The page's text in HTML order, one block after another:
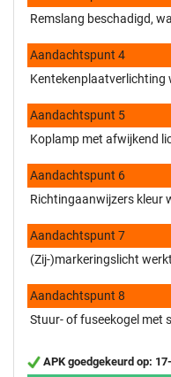
Remslang beschadigd,
Aandachtspunt 4
Aandachtspunt 5
Koplamp met afwijkend
Aandachtspunt 6
Richtingaanwijzers kleur
Aandachtspunt 7
(Zij-)markeringslicht
Aandachtspunt 8
Stuur- of fuseekogel met
APK goedgekeurd op: